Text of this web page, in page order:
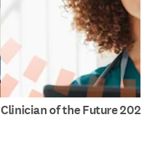
Clinician of the Future